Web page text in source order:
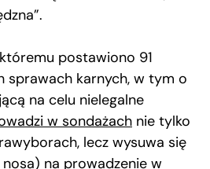
postawiono 91
sprawach karnych, w tym o
na celu nielegalne
w sondażach nie tylko
lecz wysuwa się
na prowadzenie w